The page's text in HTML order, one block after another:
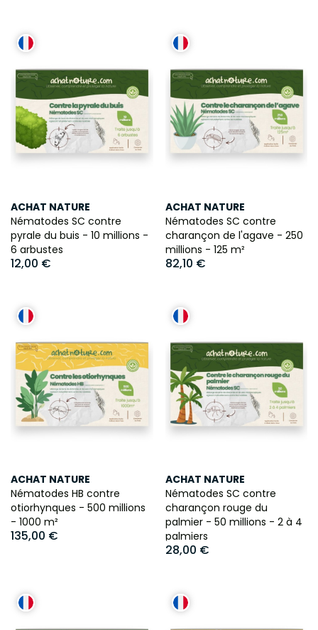
ACHAT NATURE
Nématodes SC contre
pyrale du buis - 10 millions -
6 arbustes
12,00 €
ACHAT NATURE
Nématodes SC contre
charançon de l'agave - 250
millions - 125 m²
82,10 €
ACHAT NATURE
Nématodes HB contre
otiorhynques - 500 millions
- 1000 m²
135,00 €
ACHAT NATURE
Nématodes SC contre
charançon rouge du
palmier - 50 millions - 2 à 4
palmiers
28,00 €